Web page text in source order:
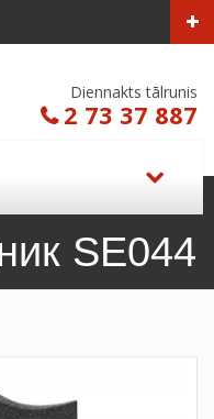
Diennakts tālrunis
2 73 37 887
SE044